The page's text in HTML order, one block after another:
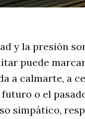
y la presión
puede
a calmarte, a
o el
simpático,